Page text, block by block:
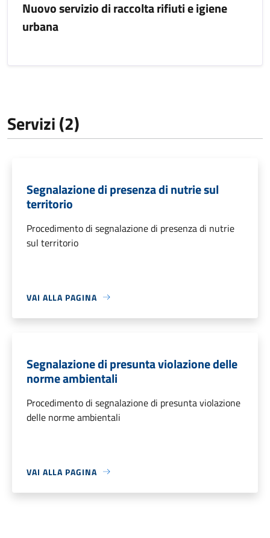
Nuovo servizio di raccolta rifiuti e igiene
urbana
Servizi (2)
Segnalazione di presenza di nutrie sul
territorio
Procedimento di segnalazione di presenza di nutrie
sul territorio
VAI ALLA PAGINA
Segnalazione di presunta violazione delle
norme ambientali
Procedimento di segnalazione di presunta violazione
delle norme ambientali
VAI ALLA PAGINA